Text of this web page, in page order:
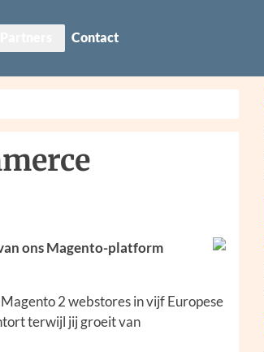
Contact
ons Magento-platform
2 webstores in vijf Europese
terwijl jij groeit van